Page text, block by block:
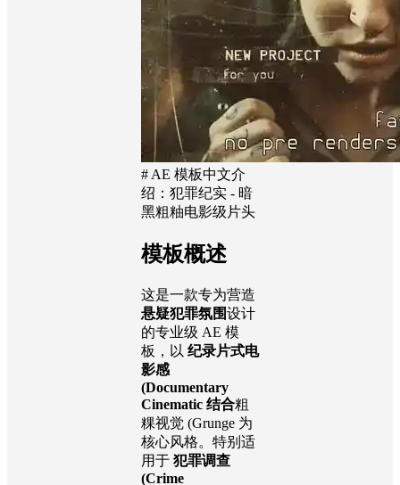
# AE 模板中文介
绍：犯罪纪实 - 暗
黑粗粙电影级片头
模板概述
这是一款专为营造
悬疑犯罪氛围设计
的专业级 AE 模
板，以 纪录片式电
影感
(Documentary
Cinematic 结合粗
粿视觉 (Grunge 为
核心风格。特别适
用于 犯罪调查
(Crime